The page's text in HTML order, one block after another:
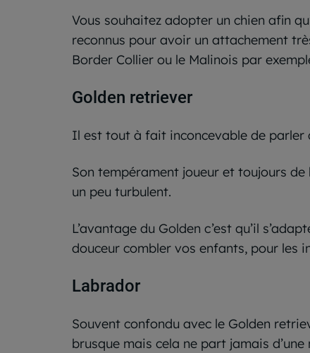
Vous souhaitez adopter un chien afin
reconnus pour avoir un attachement
Border Collier ou le Malinois par
Golden retriever
Il est tout à fait inconcevable de parler
Son tempérament joueur et toujours
un peu turbulent.
L’avantage du Golden c’est qu’il
douceur combler vos enfants, pour les
Labrador
Souvent confondu avec le Golden
brusque mais cela ne part jamais